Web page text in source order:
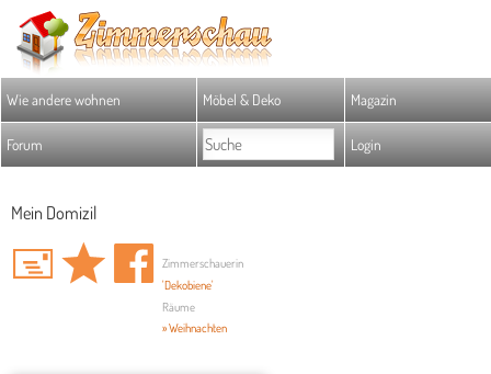
Wie andere wohnen Möbel & Deko Magazin
Forum Login
Mein Domizil
Zimmerschauerin
'Dekobiene'
Räume
» Weihnachten